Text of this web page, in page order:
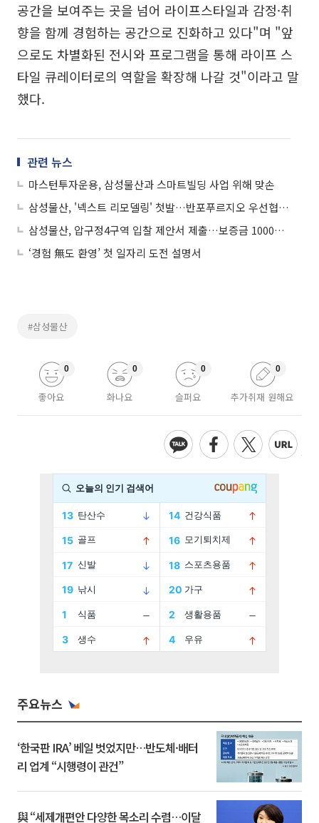
공간을 보여주는 곳을 넘어 라이프스타일과 감정·취
향을 함께 경험하는 공간으로 진화하고 있다"며 "앞
으로도 차별화된 전시와 프로그램을 통해 라이프 스
타일 큐레이터로의 역할을 확장해 나갈 것"이라고 말
했다.
관련 뉴스
마스턴투자운용, 삼성물산과 스마트빌딩 사업 위해 맞손
삼성물산, '넥스트 리모델링' 첫발…반포푸르지오 우선협상대상자 선정
삼성물산, 압구정4구역 입찰 제안서 제출…보증금 1000억 완납
‘경험 無도 환영’ 첫 일자리 도전 설명서
#삼성물산
좋아요
0
화나요
0
슬퍼요
0
추가취재 원해요
0
주요뉴스
‘한국판 IRA’ 베일 벗었지만…반도체·배터
리 업계 “시행령이 관건”
與 “세제개편안 다양한 목소리 수렴…이달